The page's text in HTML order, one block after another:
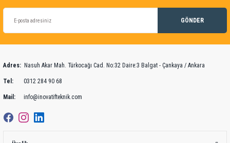
GÖNDER
Adres: Nasuh Akar Mah. Türkocağı Cad. No:32 Daire:3 Balgat - Çankaya / Ankara
Tel: 0312 284 90 68
Mail: info@inovatifteknik.com